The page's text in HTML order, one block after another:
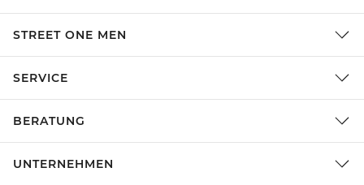
STREET ONE MEN
SERVICE
BERATUNG
UNTERNEHMEN